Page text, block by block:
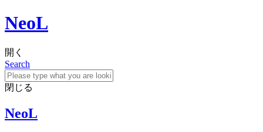
NeoL
開く
Search
閉じる
NeoL